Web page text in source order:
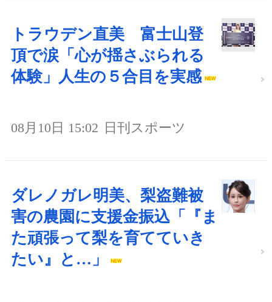
トラウデン直美 富士山登
頂で涙「心が揺さぶられる
体験」人生の５合目を実感
08月10日 15:02 日刊スポーツ
ダレノガレ明美、梨盗難被
害の農園に支援金振込「『ま
た頑張って梨を育てていき
たい』と…」